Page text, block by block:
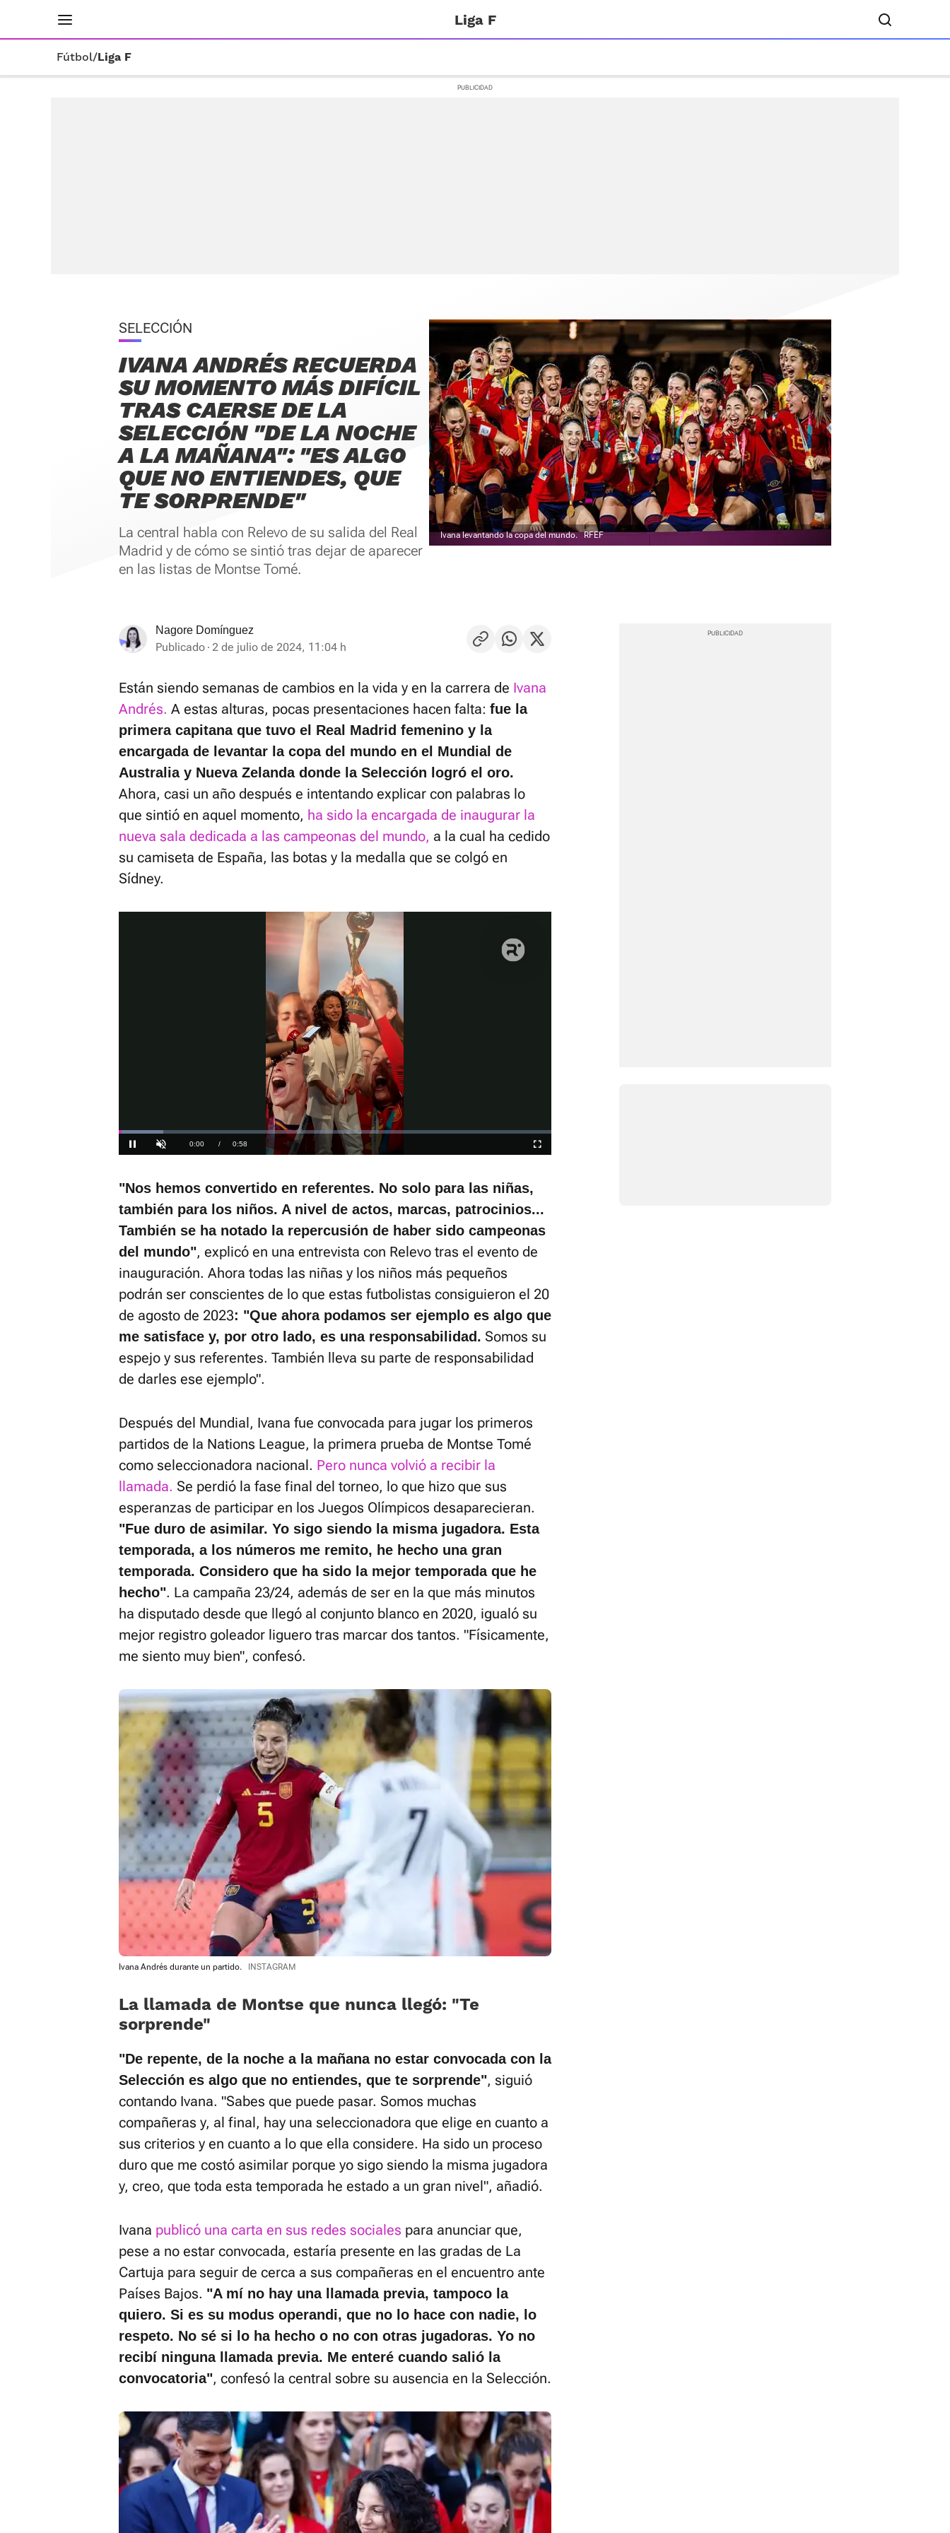
Liga F
Fútbol/Liga F
SELECCIÓN
IVANA ANDRÉS RECUERDA
SU MOMENTO MÁS DIFÍCIL
TRAS CAERSE DE LA
SELECCIÓN "DE LA NOCHE
A LA MAÑANA": "ES ALGO
QUE NO ENTIENDES, QUE
TE SORPRENDE"
La central habla con Relevo de su salida del Real
Madrid y de cómo se sintió tras dejar de aparecer
en las listas de Montse Tomé.
Ivana levantando la copa del mundo. RFEF
Nagore Domínguez
Publicado 2 de julio de 2024, 11:04 h
Están siendo semanas de cambios en la vida y en la carrera de Ivana
Andrés. A estas alturas, pocas presentaciones hacen falta: fue la
primera capitana que tuvo el Real Madrid femenino y la
encargada de levantar la copa del mundo en el Mundial de
Australia y Nueva Zelanda donde la Selección logró el oro.
Ahora, casi un año después e intentando explicar con palabras lo
que sintió en aquel momento, ha sido la encargada de inaugurar la
nueva sala dedicada a las campeonas del mundo, a la cual ha cedido
su camiseta de España, las botas y la medalla que se colgó en
Sídney.
Pausa Unmute Current
0:01 / Duration
0:58
Loaded:
20.57%
Fullscreen
El sonido está silenciado, puedes
activarlo desde la barra de control
"Nos hemos convertido en referentes. No solo para las niñas,
también para los niños. A nivel de actos, marcas, patrocinios...
También se ha notado la repercusión de haber sido campeonas
del mundo", explicó en una entrevista con Relevo tras el evento de
inauguración. Ahora todas las niñas y los niños más pequeños
podrán ser conscientes de lo que estas futbolistas consiguieron el 20
de agosto de 2023: "Que ahora podamos ser ejemplo es algo que
me satisface y, por otro lado, es una responsabilidad. Somos su
espejo y sus referentes. También lleva su parte de responsabilidad
de darles ese ejemplo".
Después del Mundial, Ivana fue convocada para jugar los primeros
partidos de la Nations League, la primera prueba de Montse Tomé
como seleccionadora nacional. Pero nunca volvió a recibir la
llamada. Se perdió la fase final del torneo, lo que hizo que sus
esperanzas de participar en los Juegos Olímpicos desaparecieran.
"Fue duro de asimilar. Yo sigo siendo la misma jugadora. Esta
temporada, a los números me remito, he hecho una gran
temporada. Considero que ha sido la mejor temporada que he
hecho". La campaña 23/24, además de ser en la que más minutos
ha disputado desde que llegó al conjunto blanco en 2020, igualó su
mejor registro goleador liguero tras marcar dos tantos. "Físicamente,
me siento muy bien", confesó.
Ivana Andrés durante un partido. INSTAGRAM
La llamada de Montse que nunca llegó: “Te
sorprende”
"De repente, de la noche a la mañana no estar convocada con la
Selección es algo que no entiendes, que te sorprende", siguió
contando Ivana. "Sabes que puede pasar. Somos muchas
compañeras y, al final, hay una seleccionadora que elige en cuanto a
sus criterios y en cuanto a lo que ella considere. Ha sido un proceso
duro que me costó asimilar porque yo sigo siendo la misma jugadora
y, creo, que toda esta temporada he estado a un gran nivel", añadió.
Ivana publicó una carta en sus redes sociales para anunciar que,
pese a no estar convocada, estaría presente en las gradas de La
Cartuja para seguir de cerca a sus compañeras en el encuentro ante
Países Bajos. "A mí no hay una llamada previa, tampoco la
quiero. Si es su modus operandi, que no lo hace con nadie, lo
respeto. No sé si lo ha hecho o no con otras jugadoras. Yo no
recibí ninguna llamada previa. Me enteré cuando salió la
convocatoria", confesó la central sobre su ausencia en la Selección.